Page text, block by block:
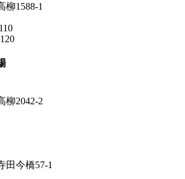
柳1588-1
柳2042-2
田今橋57-1